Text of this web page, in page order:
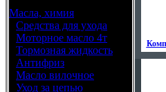
Масла, химия
Средства для ухода
Моторное масло 4т
Тормозная жидкость
Антифриз
Масло вилочное
Уход за цепью